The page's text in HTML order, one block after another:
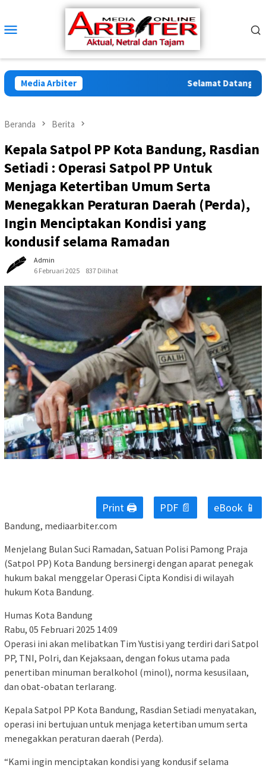
konten
Mobile
Media Arbiter Selamat Datang di
Beranda Berita
Kepala Satpol PP Kota Bandung, Rasdian
Setiadi : Operasi Satpol PP Untuk
Menjaga Ketertiban Umum Serta
Menegakkan Peraturan Daerah (Perda),
Ingin Menciptakan Kondisi yang
kondusif selama Ramadan
Admin
6 Februari 2025
837 Dilihat
Print 🖨 PDF 📄 eBook 📱
Bandung, mediaarbiter.com
Menjelang Bulan Suci Ramadan, Satuan Polisi Pamong Praja
(Satpol PP) Kota Bandung bersinergi dengan aparat penegak
hukum bakal menggelar Operasi Cipta Kondisi di wilayah
hukum Kota Bandung.
Humas Kota Bandung
Rabu, 05 Februari 2025 14:09
Operasi ini akan melibatkan Tim Yustisi yang terdiri dari Satpol
PP, TNI, Polri, dan Kejaksaan, dengan fokus utama pada
penertiban minuman beralkohol (minol), norma kesusilaan,
dan obat-obatan terlarang.
Kepala Satpol PP Kota Bandung, Rasdian Setiadi menyatakan,
operasi ini bertujuan untuk menjaga ketertiban umum serta
menegakkan peraturan daerah (Perda).
“Kami ingin menciptakan kondisi yang kondusif selama